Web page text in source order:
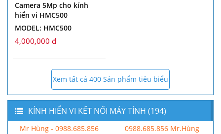
Camera 5Mp cho kính
hiển vi HMC500
MODEL: HMC500
4,000,000 đ
Xem tất cả 400 Sản phẩm tiêu biểu
KÍNH HIỂN VI KẾT NỐI MÁY TÍNH (194)
Mr Hùng - 0988.685.856 0988.685.856 Mr.Hùng